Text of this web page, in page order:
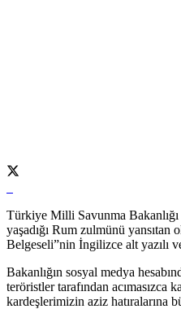
Türkiye Milli Savunma
yaşadığı Rum zulmünü yansıtan
Belgeseli”nin İngilizce alt yazılı
Bakanlığın sosyal medya
teröristler tarafından acımasızca
kardeşlerimizin aziz hatıralarına